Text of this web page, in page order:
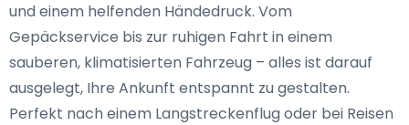
und einem helfenden Händedruck. Vom
Gepäckservice bis zur ruhigen Fahrt in einem
sauberen, klimatisierten Fahrzeug – alles ist darauf
ausgelegt, Ihre Ankunft entspannt zu gestalten.
Perfekt nach einem Langstreckenflug oder bei Reisen